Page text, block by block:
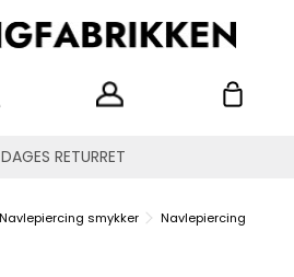
RETURRET
Navlepiercing smykker
Navlepiercing